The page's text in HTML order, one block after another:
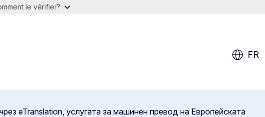
le vérifier?
FR
eTranslation, услугата за машинен превод на Европейската